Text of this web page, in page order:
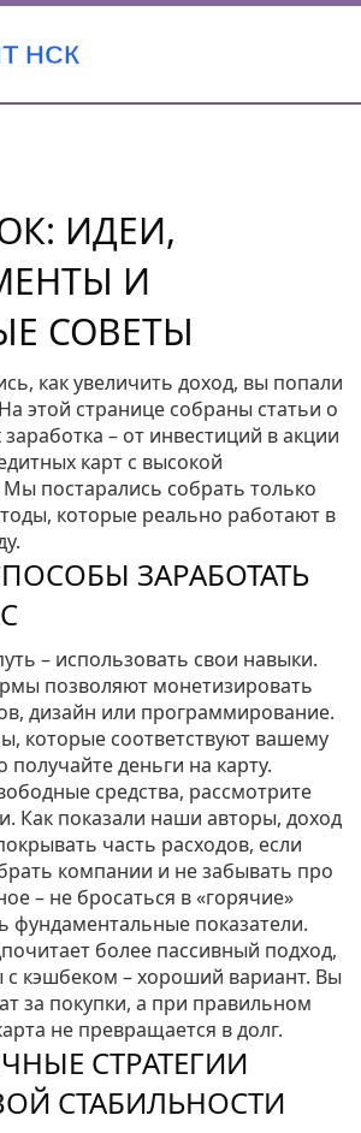
ИДЕИ,
И
СОВЕТЫ
как увеличить доход, вы попали
этой странице собраны статьи о
– от инвестиций в акции
карт с высокой
постарались собрать только
которые реально работают в
ЗАРАБОТАТЬ
– использовать свои навыки.
позволяют монетизировать
дизайн или программирование.
которые соответствуют вашему
деньги на карту.
средства, рассмотрите
Как показали наши авторы, доход
часть расходов, если
компании и не забывать про
– не бросаться в «горячие»
фундаментальные показатели.
более пассивный подход,
с кэшбеком – хороший вариант. Вы
за покупки, а при правильном
не превращается в долг.
СТРАТЕГИИ
СТАБИЛЬНОСТИ